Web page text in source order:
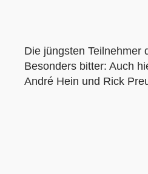
Die jüngsten Teilnehmer
Besonders bitter: Auch
André Hein und Rick